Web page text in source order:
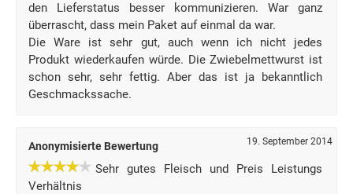
den Lieferstatus besser kommunizieren. War ganz
überrascht, dass mein Paket auf einmal da war.
Die Ware ist sehr gut, auch wenn ich nicht jedes
Produkt wiederkaufen würde. Die Zwiebelmettwurst ist
schon sehr, sehr fettig. Aber das ist ja bekanntlich
Geschmackssache.
Anonymisierte Bewertung 19. September 2014
Sehr gutes Fleisch und Preis Leistungs
Verhältnis